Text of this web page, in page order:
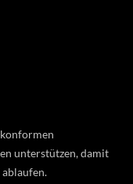
unterstützen, damit
ablaufen.